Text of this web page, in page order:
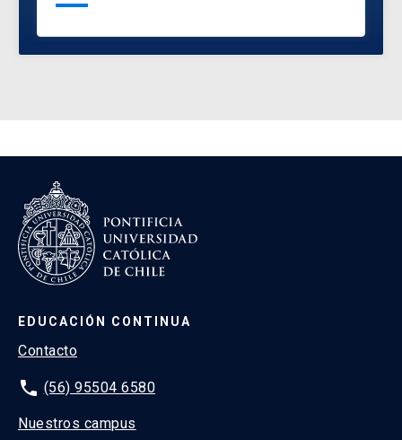
EDUCACIÓN CONTINUA
Contacto
phone (56) 95504 6580
Nuestros campus